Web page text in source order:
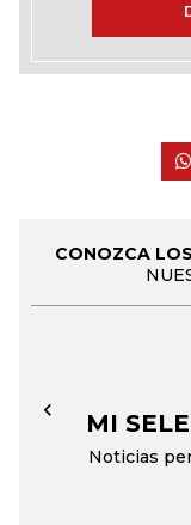
CONOZCA
MI
Noticias
←